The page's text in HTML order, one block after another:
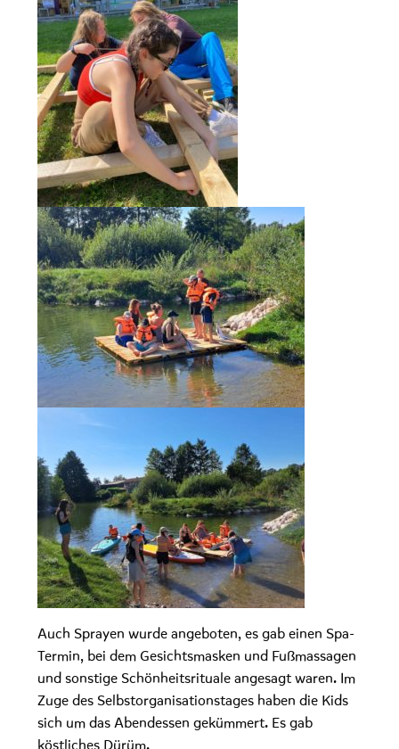
Auch Sprayen wurde angeboten, es gab einen Spa-
Termin, bei dem Gesichtsmasken und Fußmassagen
und sonstige Schönheitsrituale angesagt waren. Im
Zuge des Selbstorganisationstages haben die Kids
sich um das Abendessen gekümmert. Es gab
köstliches Dürüm.